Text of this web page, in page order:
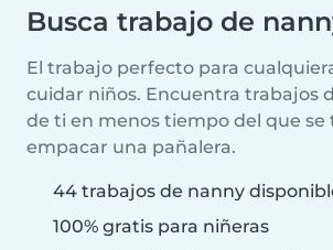
Busca trabajo de
El trabajo perfecto para
cuidar niños. Encuentra trabajos
de ti en menos tiempo del que se
empacar una pañalera.
44 trabajos de nanny
100% gratis para niñeras